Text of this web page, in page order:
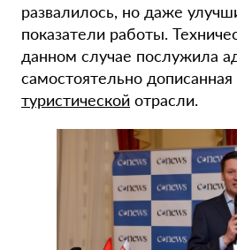
развалилось, но даже
показатели работы.
данном случае послужила
самостоятельно дописанная
туристической отрасли.